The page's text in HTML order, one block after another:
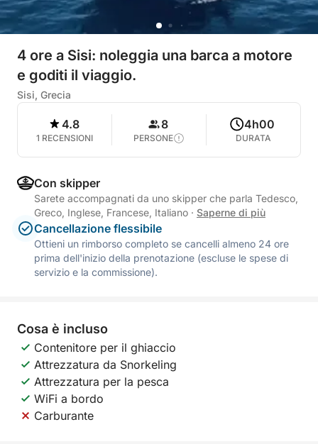
4 ore a Sisi: noleggia una barca a motore
e goditi il viaggio.
Sisi, Grecia
4.8
1 RECENSIONI
8
PERSONE
4h00
DURATA
Con skipper
Sarete accompagnati da uno skipper che parla Tedesco,
Greco, Inglese, Francese, Italiano · Saperne di più
Cancellazione flessibile
Ottieni un rimborso completo se cancelli almeno 24 ore
prima dell'inizio della prenotazione (escluse le spese di
servizio e la commissione).
Cosa è incluso
Contenitore per il ghiaccio
Attrezzatura da Snorkeling
Attrezzatura per la pesca
WiFi a bordo
Carburante